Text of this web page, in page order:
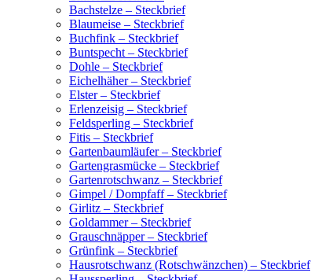
Bach­s­telze – Steck­brief
Blau­meise – Steck­brief
Buch­fink – Steck­brief
Bunt­specht – Steck­brief
Dohle – Steck­brief
Eichel­hä­her – Steck­brief
Elster – Steck­brief
Erlen­zei­sig – Steck­brief
Feld­sper­ling – Steck­brief
Fitis – Steck­brief
Garten­baum­läu­fer – Steck­brief
Garten­gras­mü­cke – Steck­brief
Garten­rot­schwanz – Steck­brief
Gimpel / Dompfaff – Steck­brief
Girlitz – Steck­brief
Gold­am­mer – Steck­brief
Grauschnäp­per – Steck­brief
Grün­fink – Steck­brief
Haus­rot­schwanz (Rotschwänz­chen) – Steck­brief